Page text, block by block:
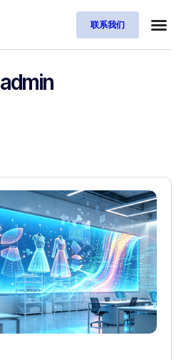
联系我们
admin